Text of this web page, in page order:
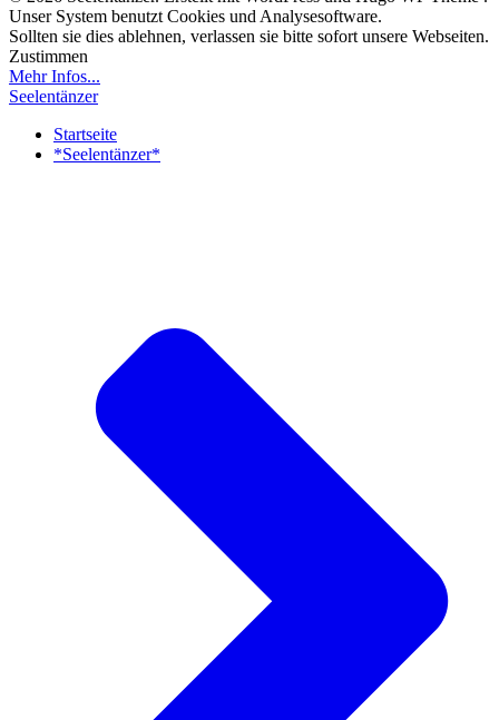
Unser System benutzt Cookies und Analysesoftware.
Sollten sie dies ablehnen, verlassen sie bitte sofort unsere Webseiten.
Zustimmen
Mehr Infos...
Seelentänzer
Startseite
*Seelentänzer*